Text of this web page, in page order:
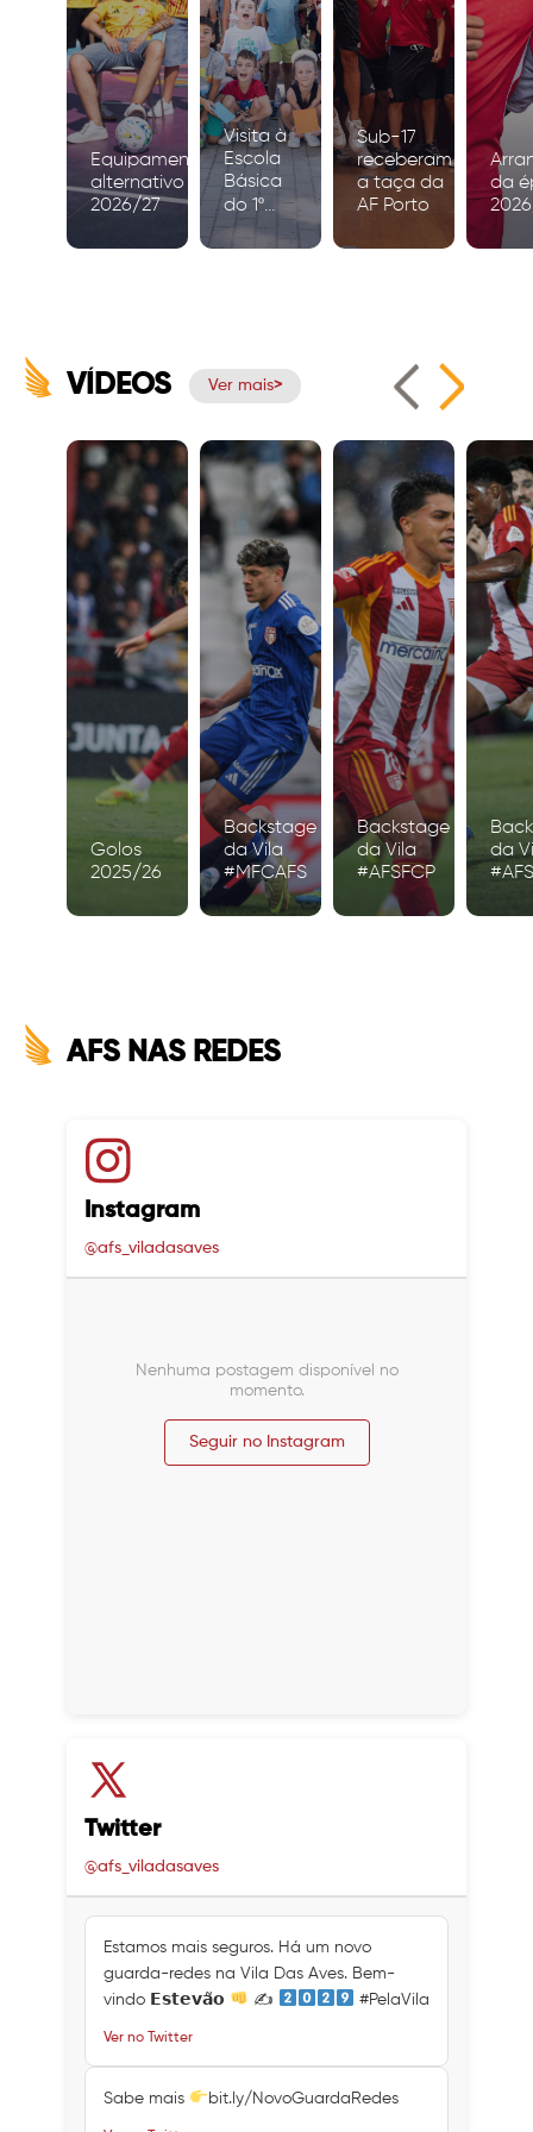
Equipamento
alternativo
2026/27
Visita à
Escola
Básica
do 1º
Ciclo de
Igreja
Sub-17
receberam
a taça da
AF Porto
da
VÍDEOS Ver mais
Golos
2025/26
Backstage
da Vila
#MFCAFS
Backstage
da Vila
#AFSFCP
da
AFS NAS REDES
Instagram
@afs_viladasaves
Nenhuma postagem disponível no
momento.
Seguir no Instagram
Twitter
@afs_viladasaves
Estamos mais seguros. Há um novo
guarda-redes na Vila Das Aves. Bem-
vindo 𝗘𝘀𝘁𝗲𝘃𝗮̃𝗼
✍ #PelaVila
Ver no Twitter
Sabe mais bit.ly/NovoGuardaRedes